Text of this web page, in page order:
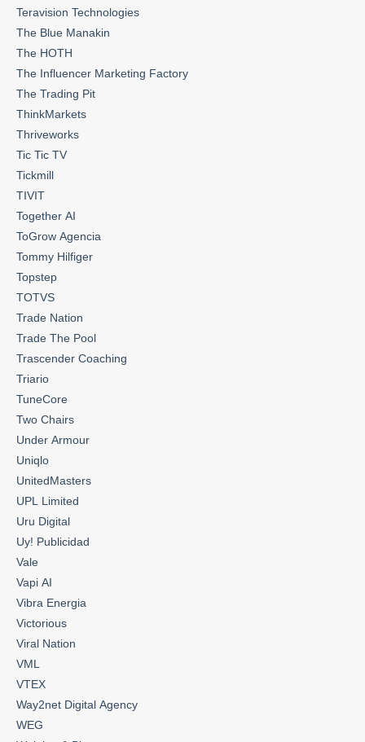
Teravision Technologies
The Blue Manakin
The HOTH
The Influencer Marketing Factory
The Trading Pit
ThinkMarkets
Thriveworks
Tic Tic TV
Tickmill
TIVIT
Together AI
ToGrow Agencia
Tommy Hilfiger
Topstep
TOTVS
Trade Nation
Trade The Pool
Trascender Coaching
Triario
TuneCore
Two Chairs
Under Armour
Uniqlo
UnitedMasters
UPL Limited
Uru Digital
Uy! Publicidad
Vale
Vapi AI
Vibra Energia
Victorious
Viral Nation
VML
VTEX
Way2net Digital Agency
WEG